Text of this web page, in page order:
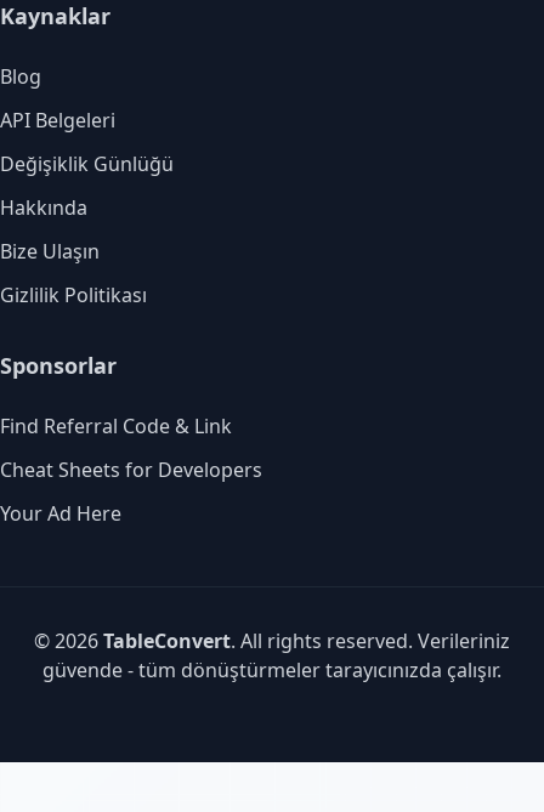
Kaynaklar
Blog
API Belgeleri
Değişiklik Günlüğü
Hakkında
Bize Ulaşın
Gizlilik Politikası
Sponsorlar
Find Referral Code & Link
Cheat Sheets for Developers
Your Ad Here
© 2026TableConvert. All rights reserved. Verileriniz
güvende - tüm dönüştürmeler tarayıcınızda çalışır.